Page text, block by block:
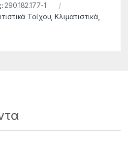
290.182.177-1
Τοίχου ,Κλιματιστικά